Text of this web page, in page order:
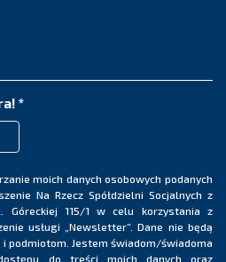
*
moich danych osobowych podanych
Na Rzecz Spółdzielni Socjalnych z
Góreckiej 115/1 w celu korzystania z
usługi „Newsletter”. Dane nie będą
podmiotom. Jestem świadom/świadoma
do treści moich danych oraz